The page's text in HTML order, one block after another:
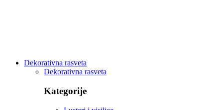
Dekorativna rasveta
Dekorativna rasveta
Kategorije